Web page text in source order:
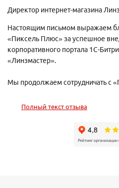
Полный текст отзыва
Директор интернет-магазина
Настоящим письмом выражаем
«Пиксель Плюс» за успешное
корпоративного портала 1С-
«Линзмастер».
Мы продолжаем сотрудничать с
любых проектов в области